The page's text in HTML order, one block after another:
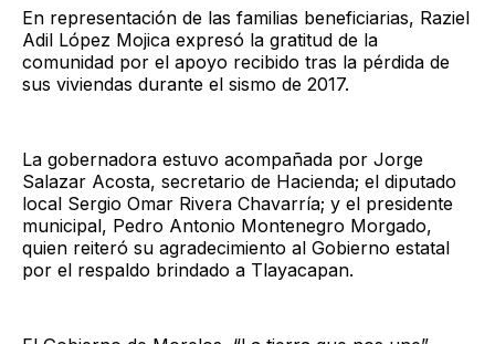
En representación de las familias beneficiarias, Raziel
Adil López Mojica expresó la gratitud de la
comunidad por el apoyo recibido tras la pérdida de
sus viviendas durante el sismo de 2017.
La gobernadora estuvo acompañada por Jorge
Salazar Acosta, secretario de Hacienda; el diputado
local Sergio Omar Rivera Chavarría; y el presidente
municipal, Pedro Antonio Montenegro Morgado,
quien reiteró su agradecimiento al Gobierno estatal
por el respaldo brindado a Tlayacapan.